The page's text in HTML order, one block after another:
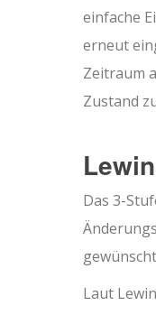
einfache
erneut
Zeitraum
Zustand
Das 3-
Laut